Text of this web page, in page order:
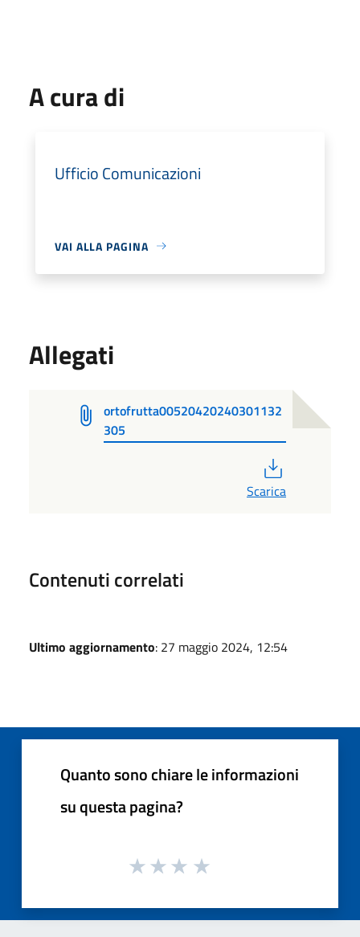
A cura di
Ufficio Comunicazioni
VAI ALLA PAGINA
Allegati
ortofrutta00520420240301132
305
Scarica
Contenuti correlati
Ultimo aggiornamento: 27 maggio 2024, 12:54
Quanto sono chiare le informazioni
su questa pagina?